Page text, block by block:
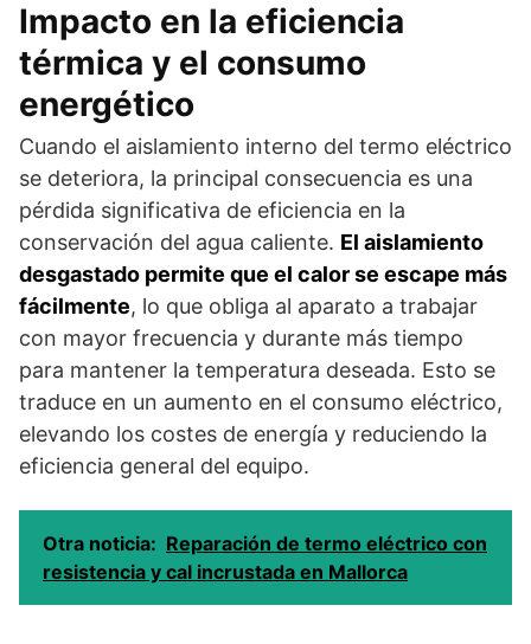
Impacto en la eficiencia
térmica y el consumo
energético
Cuando el aislamiento interno del termo eléctrico
se deteriora, la principal consecuencia es una
pérdida significativa de eficiencia en la
conservación del agua caliente. El aislamiento
desgastado permite que el calor se escape más
fácilmente, lo que obliga al aparato a trabajar
con mayor frecuencia y durante más tiempo
para mantener la temperatura deseada. Esto se
traduce en un aumento en el consumo eléctrico,
elevando los costes de energía y reduciendo la
eficiencia general del equipo.
Otra noticia: Reparación de termo eléctrico con
resistencia y cal incrustada en Mallorca